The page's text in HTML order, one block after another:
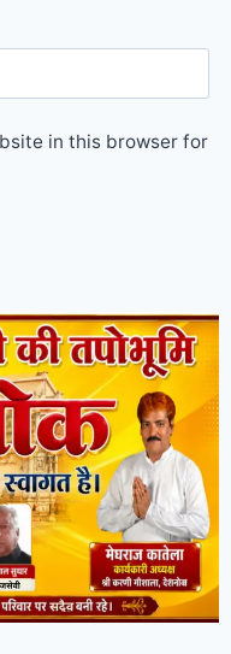
in this browser for